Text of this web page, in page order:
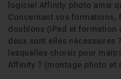
logiciel Affinity photo ainsi
Concernant vos formations,
doublons (iPad et formation
deux sont elles nécessaires
lesquelles choisir pour
Affinity ? (montage photo et